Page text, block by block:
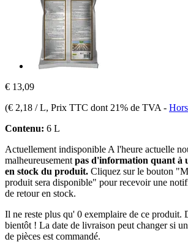
€ 13,09
(€ 2,18 / L, Prix TTC dont 21% de TVA -
Contenu: 6 L
Actuellement indisponible A l'heure actuelle
malheureusement pas d'information quant à
en stock du produit. Cliquez sur le bouton
produit sera disponible" pour recevoir une
de retour en stock.
Il ne reste plus qu' 0 exemplaire de ce produit.
bientôt ! La date de livraison peut changer si
de pièces est commandé.